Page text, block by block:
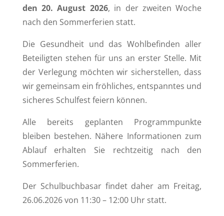
den 20. August 2026, in der zweiten Woche
nach den Sommerferien statt.
Die Gesundheit und das Wohlbefinden aller
Beteiligten stehen für uns an erster Stelle. Mit
der Verlegung möchten wir sicherstellen, dass
wir gemeinsam ein fröhliches, entspanntes und
sicheres Schulfest feiern können.
Alle bereits geplanten Programmpunkte
bleiben bestehen. Nähere Informationen zum
Ablauf erhalten Sie rechtzeitig nach den
Sommerferien.
Der Schulbuchbasar findet daher am Freitag,
26.06.2026 von 11:30 – 12:00 Uhr statt.